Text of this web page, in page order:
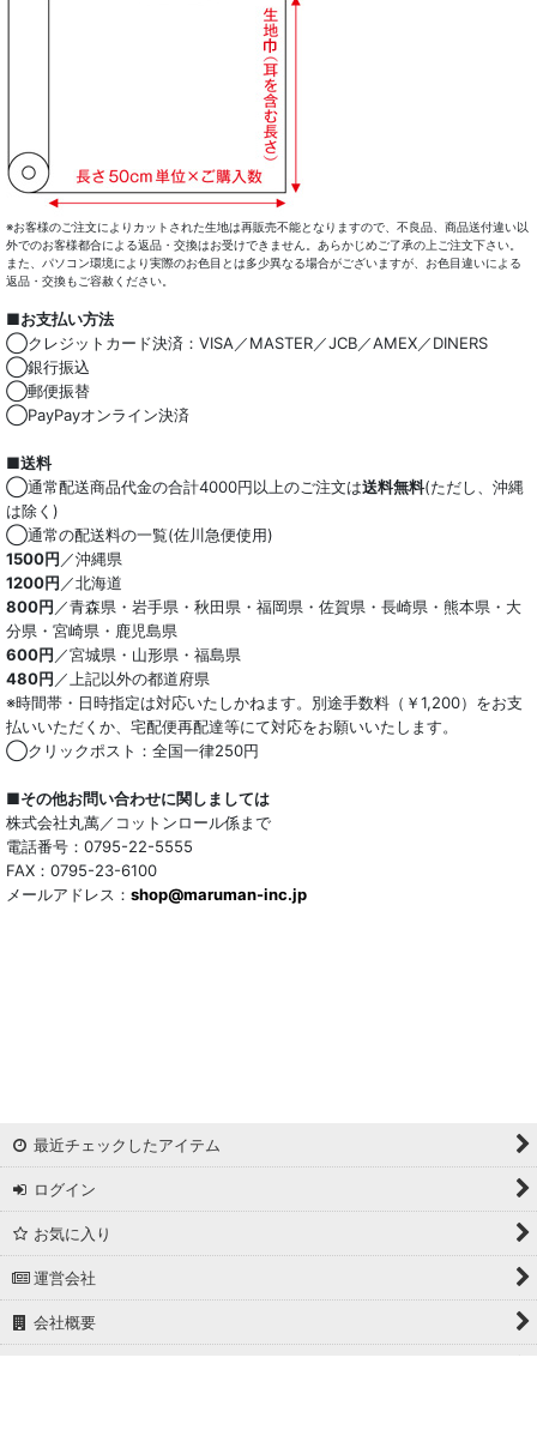
※お客様のご注文によりカットされた生地は再販売不能となりますので、不良品、商品送付違い以
外でのお客様都合による返品・交換はお受けできません。あらかじめご了承の上ご注文下さい。
また、パソコン環境により実際のお色目とは多少異なる場合がございますが、お色目違いによる
返品・交換もご容赦ください。
■お支払い方法
◯クレジットカード決済：VISA／MASTER／JCB／AMEX／DINERS
◯銀行振込
◯郵便振替
◯PayPayオンライン決済
■送料
◯通常配送商品代金の合計4000円以上のご注文は送料無料(ただし、沖縄
は除く)
◯通常の配送料の一覧(佐川急便使用)
1500円 ／沖縄県
1200円 ／北海道
800円 ／青森県・岩手県・秋田県・福岡県・佐賀県・長崎県・熊本県・大
分県・宮崎県・鹿児島県
600円 ／宮城県・山形県・福島県
480円 ／上記以外の都道府県
※時間帯・日時指定は対応いたしかねます。別途手数料（￥1,200）をお支
払いいただくか、宅配便再配達等にて対応をお願いいたします。
◯クリックポスト：全国一律250円
■その他お問い合わせに関しましては
株式会社丸萬／コットンロール係まで
電話番号：0795-22-5555
FAX：0795-23-6100
メールアドレス： shop@maruman-inc.jp
最近チェックしたアイテム
ログイン
お気に入り
運営会社
会社概要